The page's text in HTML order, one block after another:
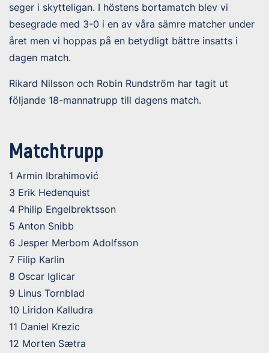
seger i skytteligan. I höstens bortamatch blev vi
besegrade med 3-0 i en av våra sämre matcher under
året men vi hoppas på en betydligt bättre insatts i
dagen match.
Rikard Nilsson och Robin Rundström har tagit ut
följande 18-mannatrupp till dagens match.
Matchtrupp
1 Armin Ibrahimović
3 Erik Hedenquist
4 Philip Engelbrektsson
5 Anton Snibb
6 Jesper Merbom Adolfsson
7 Filip Karlin
8 Oscar Iglicar
9 Linus Tornblad
10 Liridon Kalludra
11 Daniel Krezic
12 Morten Sætra